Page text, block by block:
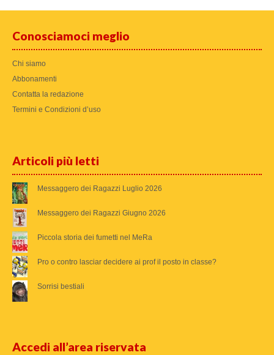
Conosciamoci meglio
Chi siamo
Abbonamenti
Contatta la redazione
Termini e Condizioni d’uso
Articoli più letti
Messaggero dei Ragazzi Luglio 2026
Messaggero dei Ragazzi Giugno 2026
Piccola storia dei fumetti nel MeRa
Pro o contro lasciar decidere ai prof il posto in classe?
Sorrisi bestiali
Accedi all’area riservata